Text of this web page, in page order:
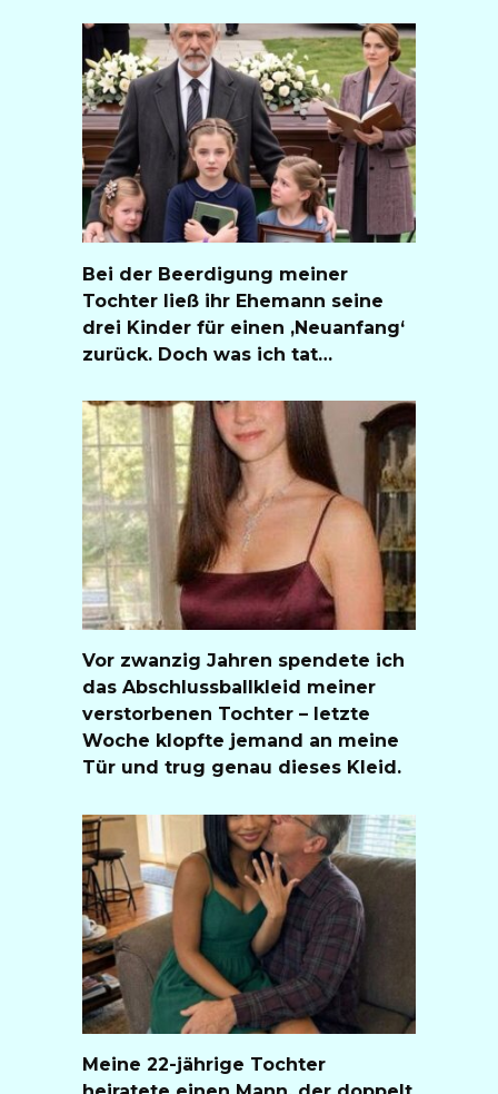
Bei der Beerdigung meiner
Tochter ließ ihr Ehemann seine
drei Kinder für einen ‚Neuanfang‘
zurück. Doch was ich tat…
Vor zwanzig Jahren spendete ich
das Abschlussballkleid meiner
verstorbenen Tochter – letzte
Woche klopfte jemand an meine
Tür und trug genau dieses Kleid.
Meine 22-jährige Tochter